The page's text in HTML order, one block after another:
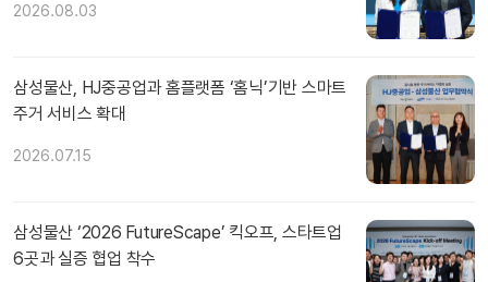
2026.08.03
삼성물산, HJ중공업과 홈플랫폼 ‘홈닉’기반 스마트
주거 서비스 확대
2026.07.15
삼성물산 ‘2026 FutureScape’ 킥오프, 스타트업
6곳과 실증 협업 착수